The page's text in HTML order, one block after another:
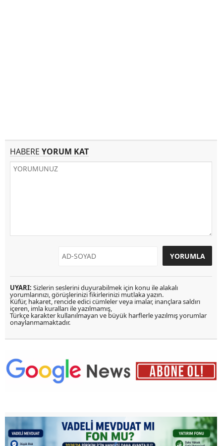
HABERE YORUM KAT
UYARI: Sizlerin seslerini duyurabilmek için konu ile alakalı
yorumlarınızı, görüşlerinizi fikirlerinizi mutlaka yazın.
Küfür, hakaret, rencide edici cümleler veya imalar, inançlara saldırı
içeren, imla kuralları ile yazılmamış,
Türkçe karakter kullanılmayan ve büyük harflerle yazılmış yorumlar
onaylanmamaktadır.